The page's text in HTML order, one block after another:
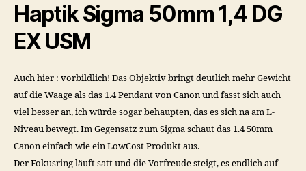
Haptik Sigma 50mm 1,4 DG
EX USM
Auch hier : vorbildlich! Das Objektiv bringt deutlich mehr Gewicht
auf die Waage als das 1.4 Pendant von Canon und fasst sich auch
viel besser an, ich würde sogar behaupten, das es sich na am L-
Niveau bewegt. Im Gegensatz zum Sigma schaut das 1.4 50mm
Canon einfach wie ein LowCost Produkt aus.
Der Fokusring läuft satt und die Vorfreude steigt, es endlich auf